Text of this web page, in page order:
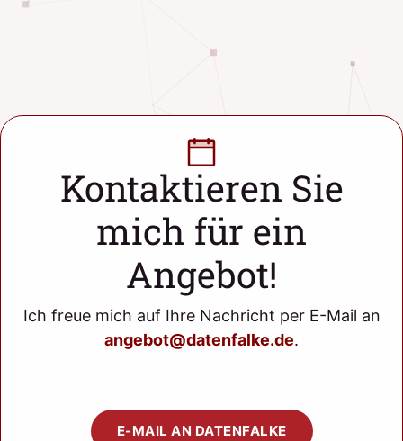
Kontaktieren Sie
mich für ein
Angebot!
Ich freue mich auf Ihre Nachricht per E-Mail an
angebot@datenfalke.de.
E-MAIL AN DATENFALKE